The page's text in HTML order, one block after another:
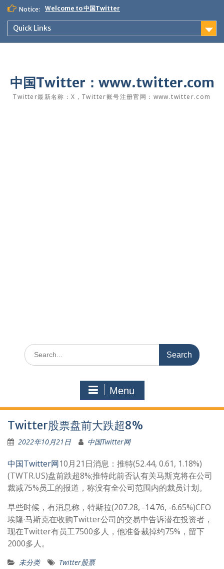
Skip
content
Notice: Welcome to 中国Twitter
Quick Links
中国Twitter：www.twitter.com
Twitter最新名称：X，Twitter账号注册官网：www.twitter.com
Search
for:
Menu
Twitter股票盘前大跌超8%
2022年10月21日 中国Twitter网
中国Twitter网10月21日消息：推特(52.44, 0.61, 1.18%)
(TWTR.US)盘前跌超8%;推特此前否认有关马斯克将在公司
裁减75%员工的报道，称没有全公司范围内的裁员计划。
早些时候，有消息称，特斯拉(207.28, -14.76, -6.65%)CEO
埃隆·马斯克在收购Twitter公司的交易中告诉潜在投资者，
现在Twitter有员工7500多人，他准备裁掉约75%，留下
2000多人。
未分类 Twitter股票